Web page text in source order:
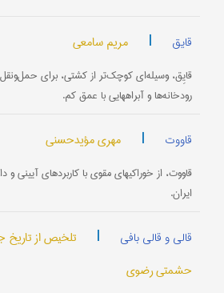
قایق | مریم سامعی
قایِق، وسیله‌ای کوچک‌تر از کشتی، برای
رودخانه‌ها و آبراههایی با عمق کم.
قاووت | مهری مؤیدحسنی
قاووت، از خوراکیهای مقوی با کاربردهای آیینی و
ایران.
قالی و قالی بافی | تلخیص از تاریخ
حشمتی رضوی